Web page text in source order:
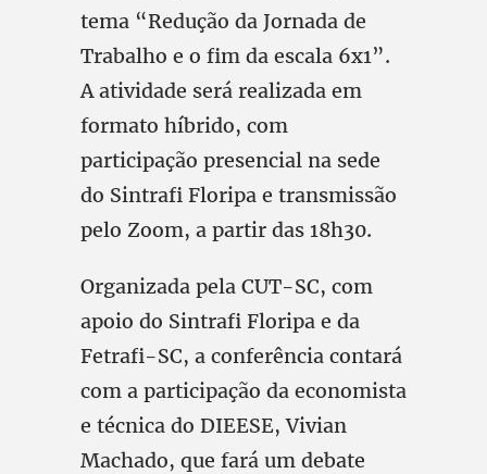
tema “Redução da Jornada de
Trabalho e o fim da escala 6x1”.
A atividade será realizada em
formato híbrido, com
participação presencial na sede
do Sintrafi Floripa e transmissão
pelo Zoom, a partir das 18h30.
Organizada pela CUT-SC, com
apoio do Sintrafi Floripa e da
Fetrafi-SC, a conferência contará
com a participação da economista
e técnica do DIEESE, Vivian
Machado, que fará um debate